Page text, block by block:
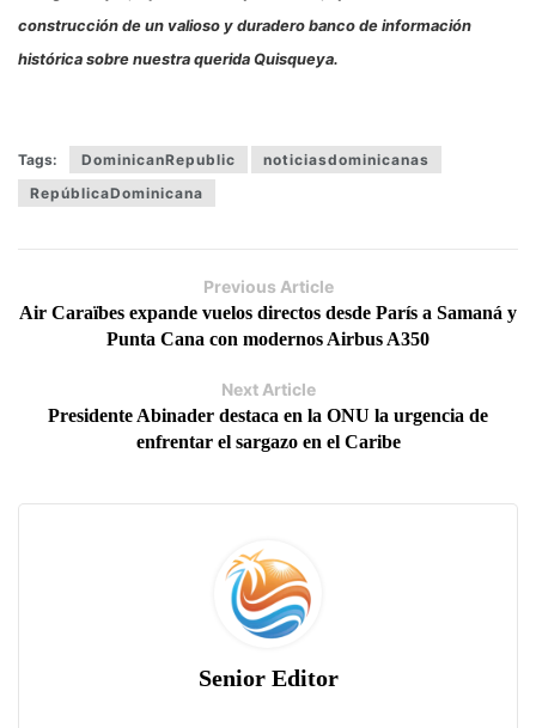
construcción de un valioso y duradero banco de información
histórica sobre nuestra querida Quisqueya.
Tags: DominicanRepublic
noticiasdominicanas
RepúblicaDominicana
Previous Article
Air Caraïbes expande vuelos directos desde París a Samaná y
Punta Cana con modernos Airbus A350
Next Article
Presidente Abinader destaca en la ONU la urgencia de
enfrentar el sargazo en el Caribe
Senior Editor